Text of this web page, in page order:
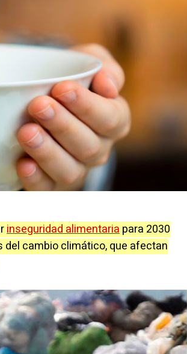
inseguridad alimentariapara 2030
cambio climático, que afectan